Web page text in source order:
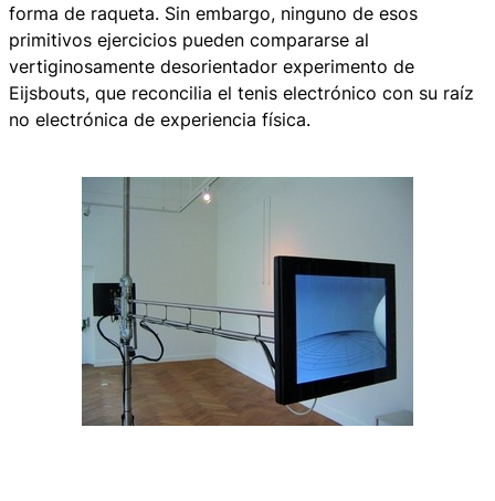
forma de raqueta. Sin embargo, ninguno de esos
primitivos ejercicios pueden compararse al
vertiginosamente desorientador experimento de
Eijsbouts, que reconcilia el tenis electrónico con su raíz
no electrónica de experiencia física.